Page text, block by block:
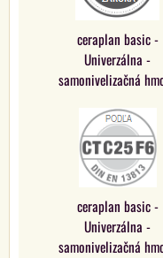
ceraplan basic -
Univerzálna -
samonivelizačná
ceraplan basic -
Univerzálna -
samonivelizačná